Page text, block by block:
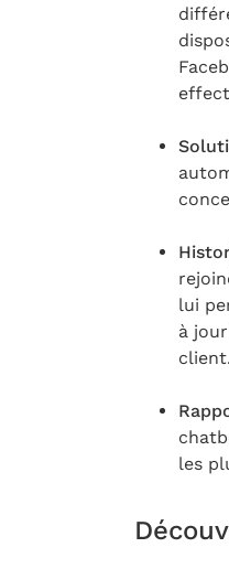
lui
à
client.
les